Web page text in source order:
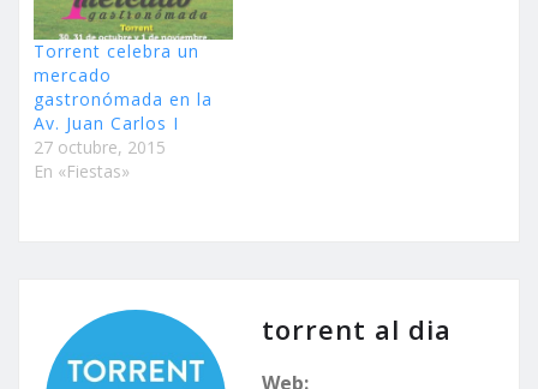
Torrent celebra un
mercado
gastronómada en la
Av. Juan Carlos I
27 octubre, 2015
En «Fiestas»
torrent al dia
Web: